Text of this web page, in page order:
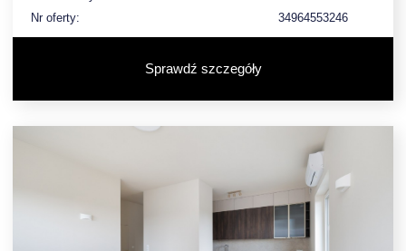
Nr oferty:
34964553246
Sprawdź szczegóły